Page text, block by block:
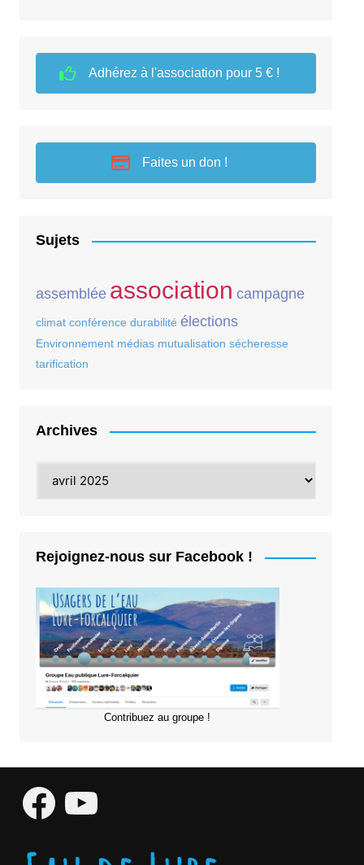
Adhérez à l'association pour 5 € !
Faites un don !
Sujets
assemblée association campagne
climat conférence durabilité élections
Environnement médias mutualisation sécheresse
tarification
Archives
Rejoignez-nous sur Facebook !
Contribuez au groupe !
FacebookYouTube